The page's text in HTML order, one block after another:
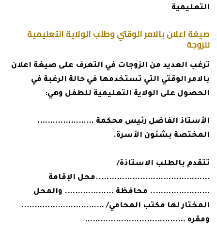
التعليمية
صيغة اعلان بالامر الوقتي وطلب الولاية التعليمية
للزوجة
ترغب العديد من الزوجات في التعرف على صيغة اعلان
بالامر الوقتي التي تستخدمها في حالة الرغبة في
الحصول على الولاية التعليمية للطفل وهي:
الأستاذ الفاضل رئيس محكمة ………………….
المختصة بشئون الأسرة.
تتقدم بالطلب الاستاذة/
……………………………………..محل الإقامة
………………….. محافظة ………………. والمحل
المختار لها مكتب المحامي/ …………………………..
ومقره …………………………………